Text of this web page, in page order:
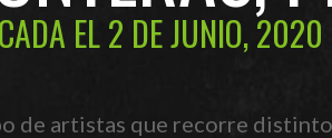
EL 2 DE JUNIO, 2020
de artistas que recorre